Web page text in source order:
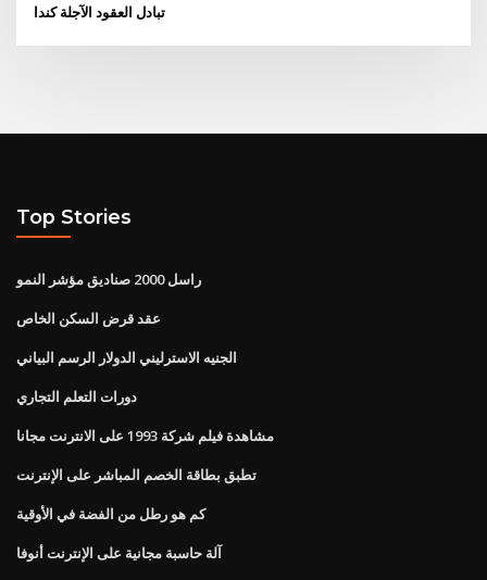
تبادل العقود الآجلة كندا
Top Stories
راسل 2000 صناديق مؤشر النمو
عقد قرض السكن الخاص
الجنيه الاسترليني الدولار الرسم البياني
دورات التعلم التجاري
مشاهدة فيلم شركة 1993 على الانترنت مجانا
تطبق بطاقة الخصم المباشر على الإنترنت
كم هو رطل من الفضة في الأوقية
آلة حاسبة مجانية على الإنترنت أنوفا